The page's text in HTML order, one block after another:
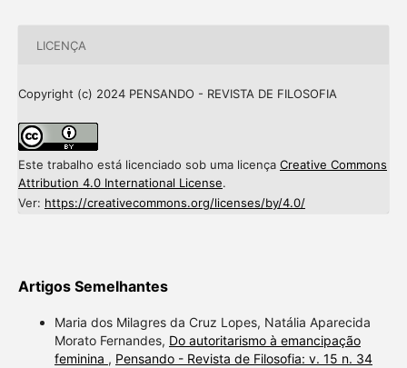
LICENÇA
Copyright (c) 2024 PENSANDO - REVISTA DE FILOSOFIA
Este trabalho está licenciado sob uma licença Creative Commons
Attribution 4.0 International License.
Ver: https://creativecommons.org/licenses/by/4.0/
Artigos Semelhantes
Maria dos Milagres da Cruz Lopes, Natália Aparecida
Morato Fernandes, Do autoritarismo à emancipação
feminina , Pensando - Revista de Filosofia: v. 15 n. 34